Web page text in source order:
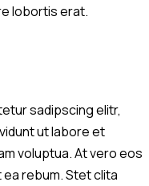
lobortis erat.
sadipscing elitr,
ut labore et
voluptua. At vero eos
rebum. Stet clita